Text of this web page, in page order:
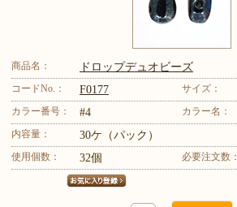
商品名： ドロップデュオビーズ
コードNo.： F0177 サイズ：
カラー番号： #4 カラー名：
内容量： 30ケ（パック）
使用個数： 32個 必要注文数：